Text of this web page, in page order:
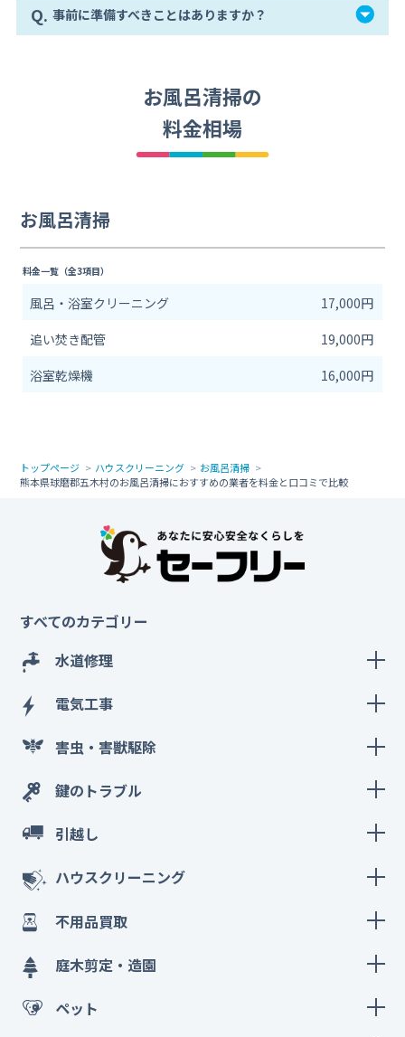
Q. 事前に準備すべきことはありますか？
お風呂清掃の
料金相場
お風呂清掃
料金一覧（全3項目）
風呂・浴室クリーニング
17,000円
追い焚き配管
19,000円
浴室乾燥機
16,000円
トップページ ハウスクリーニング
お風呂清掃
熊本県球磨郡五木村のお風呂清掃におすすめの業者を料金と口コミで比較
すべてのカテゴリー
水道修理
電気工事
害虫・害獣駆除
鍵のトラブル
引越し
ハウスクリーニング
不用品買取
庭木剪定・造園
ペット